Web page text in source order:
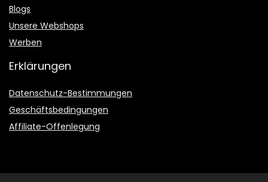
Blogs
Unsere Webshops
Werben
Erklärungen
Datenschutz-Bestimmungen
Geschäftsbedingungen
Affiliate-Offenlegung